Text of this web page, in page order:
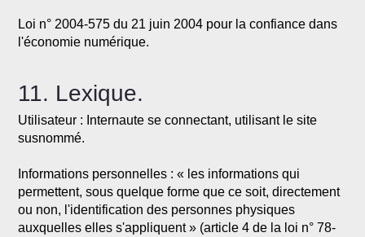
Loi n° 2004-575 du 21 juin 2004 pour la confiance dans
l'économie numérique.
11. Lexique.
Utilisateur : Internaute se connectant, utilisant le site
susnommé.
Informations personnelles : « les informations qui
permettent, sous quelque forme que ce soit, directement
ou non, l'identification des personnes physiques
auxquelles elles s'appliquent » (article 4 de la loi n° 78-